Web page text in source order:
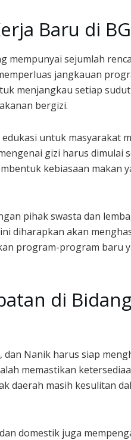
Baru di
mempunyai sejumlah
jangkauan
menjangkau setiap
bergizi.
untuk masyarakat
gizi harus dimulai
kebiasaan makan
pihak swasta dan
diharapkan akan
program-program baru
di
Nanik harus siap
memastikan
daerah masih kesulitan
domestik juga